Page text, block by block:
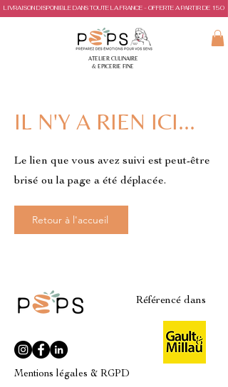
LIVRAISON DISPONIBLE DANS TOUTE LA FRANCE - OFFERTE A PARTIR DE 150€
ATELIER CULINAIRE
& EPICERIE FINE
IL N'Y A RIEN ICI...
Le lien que vous avez suivi est peut-être
brisé ou la page a été déplacée.
Retour à l'accueil
Référencé dans
Mentions légales & RGPD